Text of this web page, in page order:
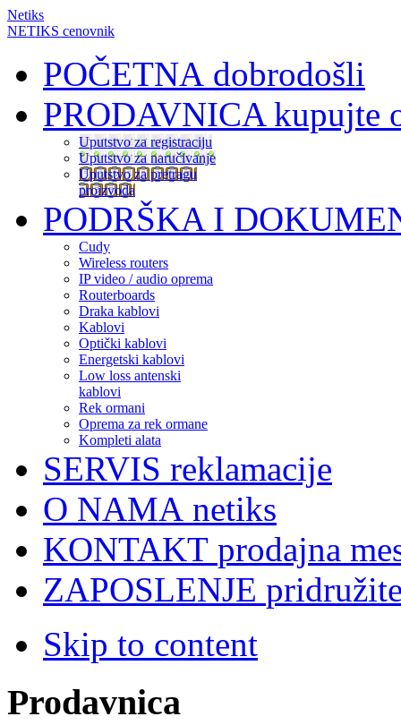
Netiks
NETIKS cenovnik
POČETNA dobrodošli
PRODAVNICAkupujte
Uputstvo za registraciju
Uputstvo za naručivanje
Uputstvo za pretragu
proizvoda
PODRŠKA I
Cudy
Wireless routers
IP video / audio oprema
Routerboards
Draka kablovi
Kablovi
Optički kablovi
Energetski kablovi
Low loss antenski
kablovi
Rek ormani
Oprema za rek ormane
Kompleti alata
SERVIS reklamacije
O NAMA netiks
KONTAKT prodajna
ZAPOSLENJE
Skip to content
Prodavnica